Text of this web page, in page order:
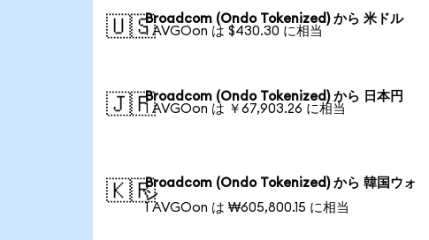
🇺🇸Broadcom (Ondo Tokenized) から 米ドル
1 AVGOon は $430.30 に相当
🇯🇵Broadcom (Ondo Tokenized) から 日本円
1 AVGOon は ￥67,903.26 に相当
🇰🇷Broadcom (Ondo Tokenized) から 韓国ウォ
ン
1 AVGOon は ₩605,800.15 に相当